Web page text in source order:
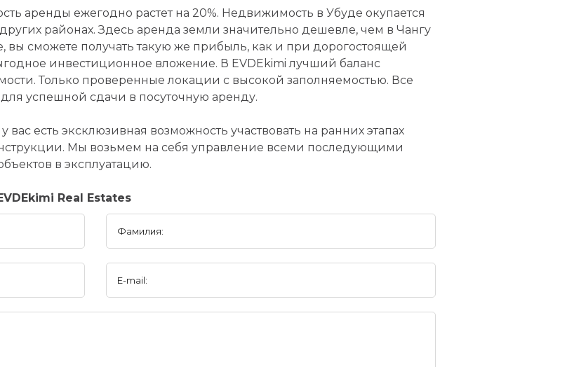
аренды ежегодно растет на 20%. Недвижимость в Убуде окупается
районах. Здесь аренда земли значительно дешевле, чем в Чангу
вы сможете получать такую же прибыль, как и при дорогостоящей
инвестиционное вложение. В EVDEkimi лучший баланс
Только проверенные локации с высокой заполняемостью. Все
успешной сдачи в посуточную аренду.
вас есть эксклюзивная возможность участвовать на ранних этапах
Мы возьмем на себя управление всеми последующими
в эксплуатацию.
Real Estates
Фамилия:
E-mail: